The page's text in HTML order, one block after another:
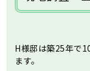
H様邸は築25年で
ます。